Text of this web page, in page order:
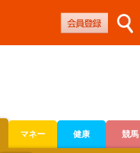
マネー 健康 競馬